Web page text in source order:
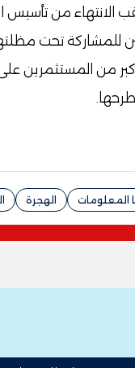
الانتهاء من تأسيس
للمشاركة تحت
من المستثمرين
المعلومات الهجرة